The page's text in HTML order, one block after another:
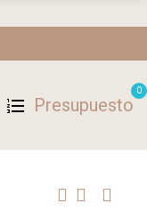
Presupuesto
0